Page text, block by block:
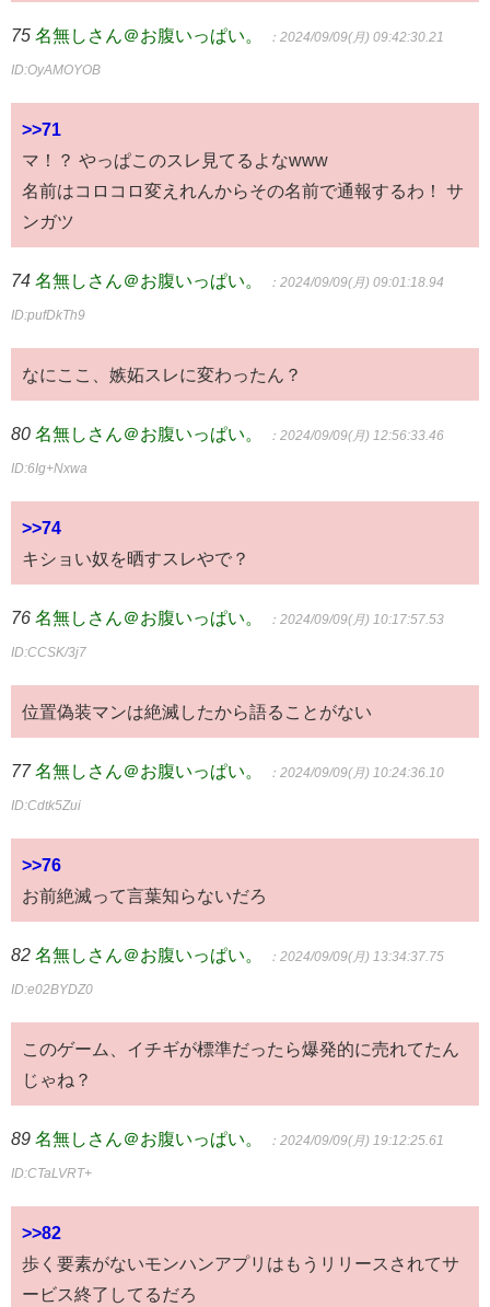
75 名無しさん＠お腹いっぱい。 ：2024/09/09(月) 09:42:30.21
ID:OyAMOYOB
>>71
マ！？ やっぱこのスレ見てるよなwww
名前はコロコロ変えれんからその名前で通報するわ！ サ
ンガツ
74 名無しさん＠お腹いっぱい。 ：2024/09/09(月) 09:01:18.94
ID:pufDkTh9
なにここ、嫉妬スレに変わったん？
80 名無しさん＠お腹いっぱい。 ：2024/09/09(月) 12:56:33.46
ID:6Ig+Nxwa
>>74
キショい奴を晒すスレやで？
76 名無しさん＠お腹いっぱい。 ：2024/09/09(月) 10:17:57.53
ID:CCSK/3j7
位置偽装マンは絶滅したから語ることがない
77 名無しさん＠お腹いっぱい。 ：2024/09/09(月) 10:24:36.10
ID:Cdtk5Zui
>>76
お前絶滅って言葉知らないだろ
82 名無しさん＠お腹いっぱい。 ：2024/09/09(月) 13:34:37.75
ID:e02BYDZ0
このゲーム、イチギが標準だったら爆発的に売れてたん
じゃね？
89 名無しさん＠お腹いっぱい。 ：2024/09/09(月) 19:12:25.61
ID:CTaLVRT+
>>82
歩く要素がないモンハンアプリはもうリリースされてサ
ービス終了してるだろ